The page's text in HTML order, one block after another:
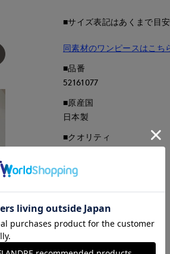
■サイズ表記はあくまで目
同素材のワンピースはこち
■品番
52161077
■原産国
日本製
■クオリティ
■取扱い方法
取り扱いについて